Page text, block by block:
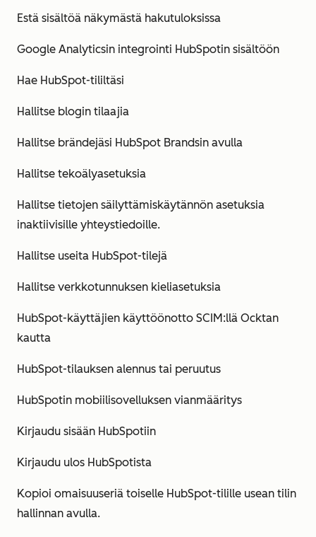
Estä sisältöä näkymästä hakutuloksissa
Google Analyticsin integrointi HubSpotin sisältöön
Hae HubSpot-tililtäsi
Hallitse blogin tilaajia
Hallitse brändejäsi HubSpot Brandsin avulla
Hallitse tekoälyasetuksia
Hallitse tietojen säilyttämiskäytännön asetuksia
inaktiivisille yhteystiedoille.
Hallitse useita HubSpot-tilejä
Hallitse verkkotunnuksen kieliasetuksia
HubSpot-käyttäjien käyttöönotto SCIM:llä Ocktan
kautta
HubSpot-tilauksen alennus tai peruutus
HubSpotin mobiilisovelluksen vianmääritys
Kirjaudu sisään HubSpotiin
Kirjaudu ulos HubSpotista
Kopioi omaisuuseriä toiselle HubSpot-tilille usean tilin
hallinnan avulla.